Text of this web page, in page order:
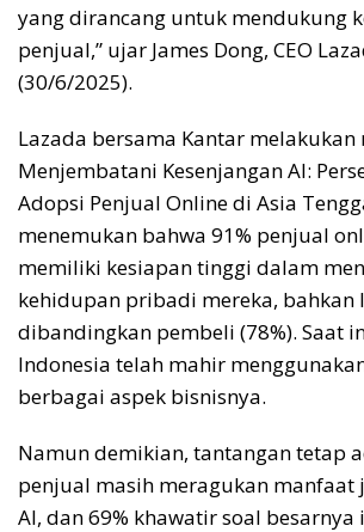
yang dirancang untuk mendukung
penjual,” ujar James Dong, CEO
(30/6/2025).
Lazada bersama Kantar
Menjembatani Kesenjangan AI:
Adopsi Penjual Online di Asia
menemukan bahwa 91% penjual
memiliki kesiapan tinggi dalam
kehidupan pribadi mereka, bahkan
dibandingkan pembeli (78%). Saat
Indonesia telah mahir
berbagai aspek bisnisnya.
Namun demikian, tantangan tetap
penjual masih meragukan manfaat
AI, dan 69% khawatir soal besarnya